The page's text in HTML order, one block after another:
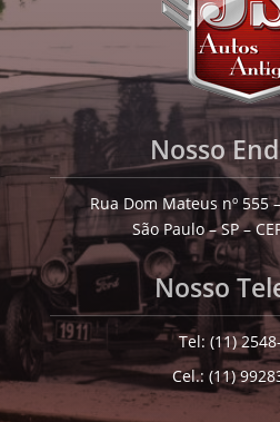
Nosso
Rua Dom Mateus nº 555
São Paulo – SP –
Nosso
Tel: (11)
Cel.: (11)